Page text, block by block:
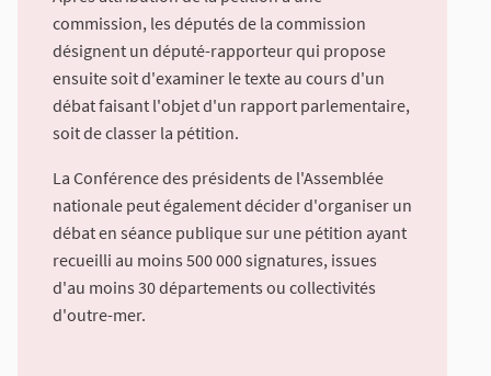
commission, les députés de la commission
désignent un député-rapporteur qui propose
ensuite soit d'examiner le texte au cours d'un
débat faisant l'objet d'un rapport parlementaire,
soit de classer la pétition.
La Conférence des présidents de l'Assemblée
nationale peut également décider d'organiser un
débat en séance publique sur une pétition ayant
recueilli au moins 500 000 signatures, issues
d'au moins 30 départements ou collectivités
d'outre-mer.